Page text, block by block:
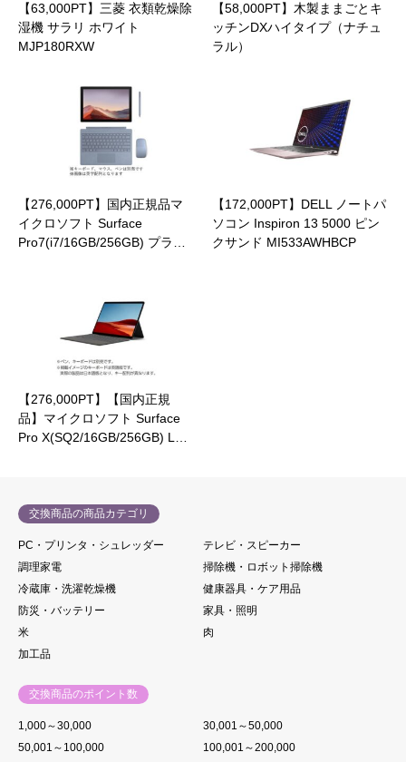
【63,000PT】三菱 衣類乾燥除
湿機 サラリ ホワイト
MJP180RXW
【58,000PT】木製ままごとキ
ッチンDXハイタイプ（ナチュ
ラル）
【276,000PT】国内正規品マ
イクロソフト Surface
Pro7(i7/16GB/256GB) プラ…
【172,000PT】DELL ノートパ
ソコン Inspiron 13 5000 ピン
クサンド MI533AWHBCP
【276,000PT】【国内正規
品】マイクロソフト Surface
Pro X(SQ2/16GB/256GB) L…
交換商品の商品カテゴリ
PC・プリンタ・シュレッダー
テレビ・スピーカー
調理家電
掃除機・ロボット掃除機
冷蔵庫・洗濯乾燥機
健康器具・ケア用品
防災・バッテリー
家具・照明
米
肉
加工品
交換商品のポイント数
1,000～30,000
30,001～50,000
50,001～100,000
100,001～200,000